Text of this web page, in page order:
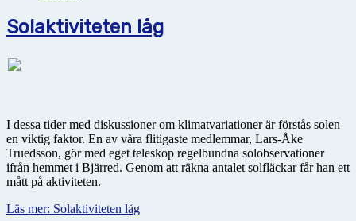
Solaktiviteten låg
I dessa tider med diskussioner om klimatvariationer är förstås solen
en viktig faktor. En av våra flitigaste medlemmar, Lars-Åke
Truedsson, gör med eget teleskop regelbundna solobservationer
ifrån hemmet i Bjärred. Genom att räkna antalet solfläckar får han ett
mått på aktiviteten.
Läs mer: Solaktiviteten låg